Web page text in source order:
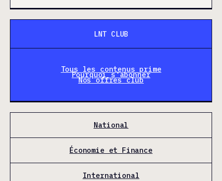
LNT CLUB
Tous les contenus prime
Pourquoi s'abonner
Nos offres club
National
Économie et Finance
International